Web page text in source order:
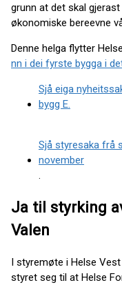
grunn at det skal
økonomiske bereevne
Denne helga flytter
nn i dei fyrste bygga i
Sjå eiga
bygg E.
Sjå styresaka frå
november
.
Ja til styrking
Valen
I styremøte i Helse
styret seg til at Helse